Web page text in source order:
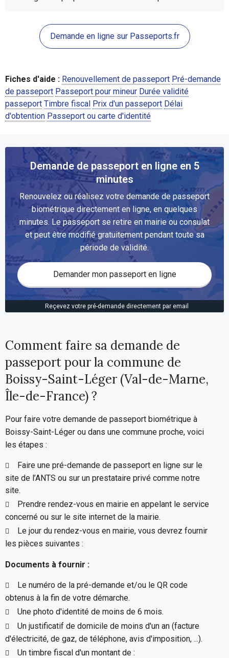
Demande en ligne sur Passeports.fr
Fiches d'aide : Renouvellement de passeport Pré-demande
de passeport Passeport pour mineur Durée validité
passeport Timbre fiscal Prix d'un passeport Délai
d'obtention Passeport ou carte d'identité
Demande de passeport en ligne en 5
minutes
Renouvelez ou réalisez votre demande de passeport
biométrique directement en ligne, en quelques
minutes. Le passeport se retire en mairie ou consulat
et peut être modifié gratuitement pendant toute sa
période de validité.
Demander mon passeport en ligne
Reçevez votre pré-demande directement par email
Comment faire sa demande de
passeport pour la commune de
Boissy-Saint-Léger (Val-de-Marne,
Île-de-France) ?
Pour faire votre demande de passeport biométrique à
Boissy-Saint-Léger ou dans une commune proche, voici
les étapes :
Faire une pré-demande de passeport en ligne sur le
site de l’ANTS ou sur un prestataire privé comme notre
site.
Prendre rendez-vous en mairie en appelant le service
concerné ou sur le site internet de la mairie.
Le jour du rendez-vous en mairie, vous devrez fournir
les pièces suivantes :
Documents à fournir :
Le numéro de la pré-demande et/ou le QR code
obtenus à la fin de votre démarche.
Une photo d'identité de moins de 6 mois.
Un justificatif de domicile de moins d'un an (facture
d'électricité, de gaz, de téléphone, avis d'imposition, ...).
Un timbre fiscal d'un montant de :